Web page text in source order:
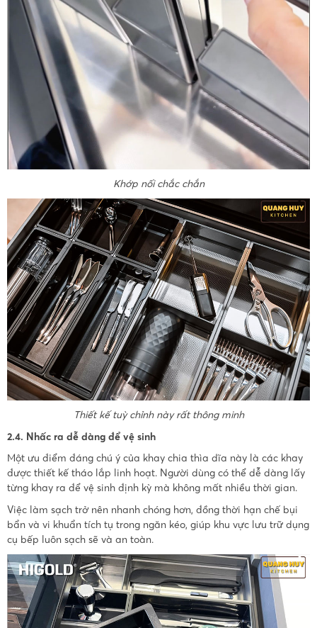
Khớp nối chắc chắn
Thiết kế tuỳ chỉnh này rất thông minh
2.4. Nhấc ra dễ dàng để vệ sinh
Một ưu điểm đáng chú ý của khay chia thìa dĩa này là các khay
được thiết kế tháo lắp linh hoạt. Người dùng có thể dễ dàng lấy
từng khay ra để vệ sinh định kỳ mà không mất nhiều thời gian.
Việc làm sạch trở nên nhanh chóng hơn, đồng thời hạn chế bụi
bẩn và vi khuẩn tích tụ trong ngăn kéo, giúp khu vực lưu trữ dụng
cụ bếp luôn sạch sẽ và an toàn.